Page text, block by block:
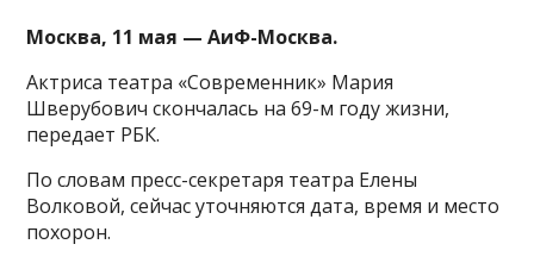
Москва, 11 мая — АиФ-Москва.
Актриса театра «Современник» Мария
Шверубович скончалась на 69-м году жизни,
передает РБК.
По словам пресс-секретаря театра Елены
Волковой, сейчас уточняются дата, время и место
похорон.